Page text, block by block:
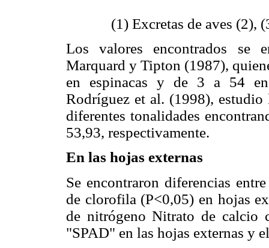
(1) Excretas de aves (2),
Los valores encontrados se
Marquard y Tipton (1987),
en espinacas y de 3 a 54
Rodríguez et al. (1998), estudio
diferentes tonalidades
53,93, respectivamente.
En las hojas externas
Se encontraron diferencias
de clorofila (P<0,05) en hojas
de nitrógeno Nitrato de calcio
"SPAD" en las hojas externas y